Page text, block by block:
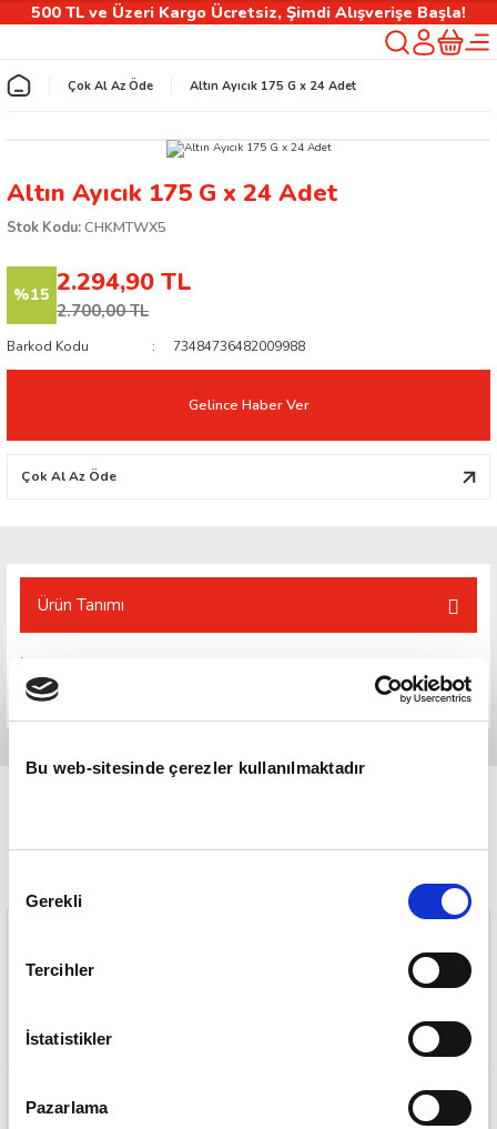
Bu web-sitesinde çerezler kullanılmaktadır
Seçimi
Gerekli
Tercihler
İstatistikler
Pazarlama
500 TL ve Üzeri Kargo Ücretsiz, Şimdi Alışverişe Başla!
Geri Dön
Kişiselleştirilebilir Ürünler
Çok Al Az Öde Altın Ayıcık 175 G x 24 Adet
Altın Ayıcık 175 G x 24 Adet
Stok Kodu:CHKMTWX5
%15 2.294,90 TL
2.700,00 TL
Barkod Kodu 73484736482009988
Gelince Haber Ver
Çok Al Az Öde
Ürün Tanımı
çilek, elma, limon ve portakal olmak üzere 6 lezzete sahiptir.